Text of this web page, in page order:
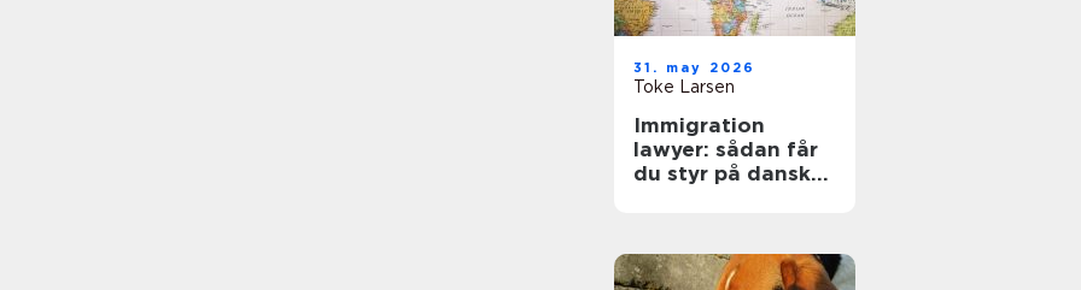
31. may 2026
Toke Larsen
Immigration
lawyer: sådan får
du styr på dansk